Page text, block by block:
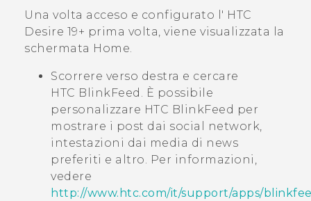
ASSISTENZA
Una volta acceso e configurato l' HTC
Desire 19+‍ prima volta, viene visualizzata la
schermata Home.
Scorrere verso destra e cercare
HTC BlinkFeed . È possibile
personalizzare HTC BlinkFeed per
mostrare i post dai social network,
intestazioni dai media di news
preferiti e altro. Per informazioni,
vedere
http://www.htc.com/it/support/apps/